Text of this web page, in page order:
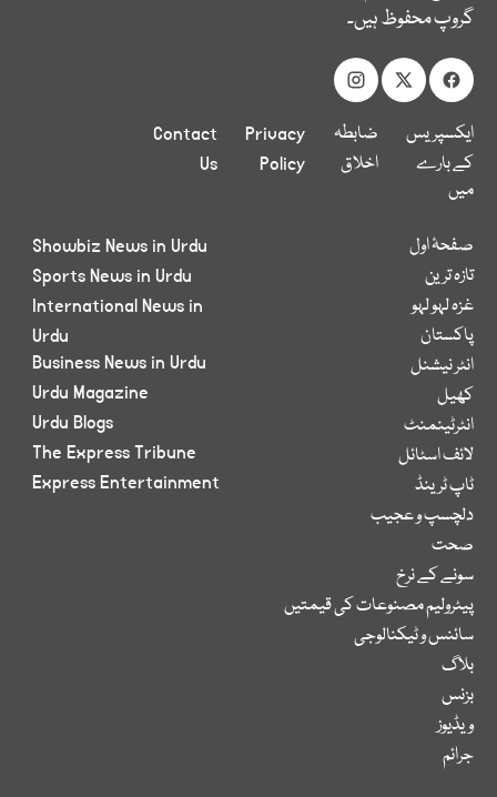
گروپ محفوظ ہیں۔
ایکسپریس
کے بارے
میں
ضابطہ
اخلاق
Privacy
Policy
Contact
Us
صفحۂ اول
تازہ ترین
غزہ لہو لہو
پاکستان
انٹر نیشنل
کھیل
انٹرٹینمنٹ
لائف اسٹائل
ٹاپ ٹرینڈ
دلچسپ و عجیب
صحت
سونے کے نرخ
پیٹرولیم مصنوعات کی قیمتیں
سائنس و ٹیکنالوجی
بلاگ
بزنس
ویڈیوز
جرائم
Showbiz News in Urdu
Sports News in Urdu
International News in
Urdu
Business News in Urdu
Urdu Magazine
Urdu Blogs
The Express Tribune
Express Entertainment